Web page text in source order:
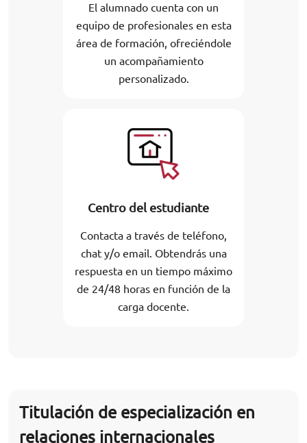
El alumnado cuenta con un
equipo de profesionales en esta
área de formación, ofreciéndole
un acompañamiento
personalizado.
Centro del estudiante
Contacta a través de teléfono,
chat y/o email. Obtendrás una
respuesta en un tiempo máximo
de 24/48 horas en función de la
carga docente.
Titulación de especialización en
relaciones internacionales